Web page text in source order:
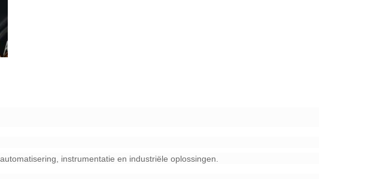
automatisering, instrumentatie en industriële oplossingen.